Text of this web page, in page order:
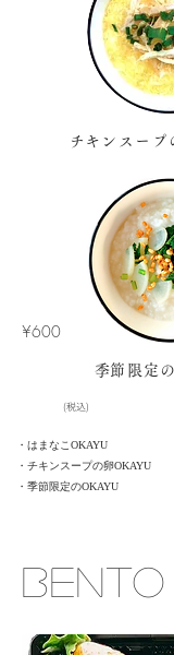
チキンスー
​¥600
季節限定
​(税込)
・はまなこOKAYU
・チキンスープの卵OKAYU
・季節限定のOKAYU
​BENTO